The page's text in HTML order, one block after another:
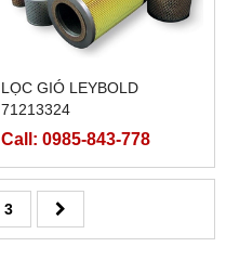
LỌC GIÓ LEYBOLD
71213324
Call: 0985-843-778
3